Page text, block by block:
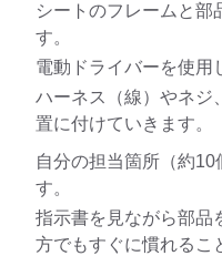
シートのフレームと部
す。
電動ドライバーを使用
ハーネス（線）やネジ
置に付けていきます。
自分の担当箇所（約10
す。
指示書を見ながら部品
方でもすぐに慣れるこ